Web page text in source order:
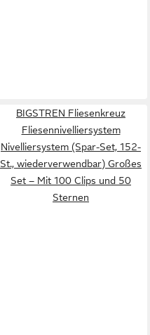
BIGSTREN Fliesenkreuz
Fliesennivelliersystem
Nivelliersystem (Spar-Set, 152-
St., wiederverwendbar) Großes
Set – Mit 100 Clips und 50
Sternen